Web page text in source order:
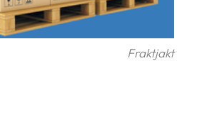
Fraktjakt